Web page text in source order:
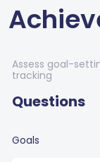
Assess goal-
tracking
Questions
Goals